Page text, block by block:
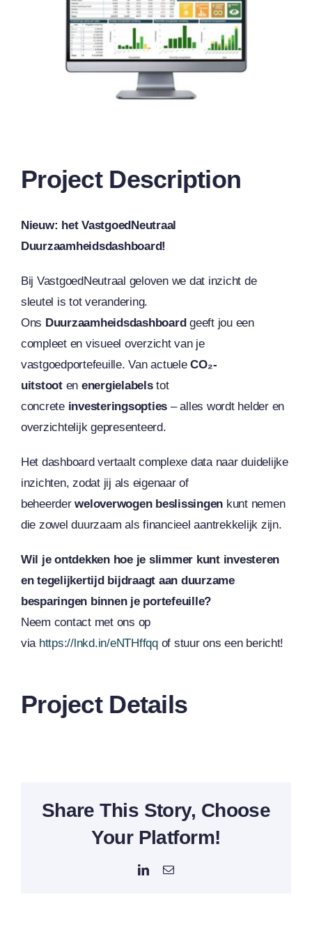
Project Description
Nieuw: het VastgoedNeutraal
Duurzaamheidsdashboard!
Bij VastgoedNeutraal geloven we dat inzicht de
sleutel is tot verandering.
Ons Duurzaamheidsdashboardgeeft jou een
compleet en visueel overzicht van je
vastgoedportefeuille. Van actueleCO₂-
uitstooten energielabelstot
concrete investeringsopties – alles wordt helder en
overzichtelijk gepresenteerd.
Het dashboard vertaalt complexe data naar duidelijke
inzichten, zodat jij als eigenaar of
beheerderweloverwogen beslissingen kunt nemen
die zowel duurzaam als financieel aantrekkelijk zijn.
Wil je ontdekken hoe je slimmer kunt investeren
en tegelijkertijd bijdraagt aan duurzame
besparingen binnen je portefeuille?
Neem contact met ons op
via https://lnkd.in/eNTHffqqof stuur ons een bericht!
Project Details
Share This Story, Choose
Your Platform!
LinkedIn
E-